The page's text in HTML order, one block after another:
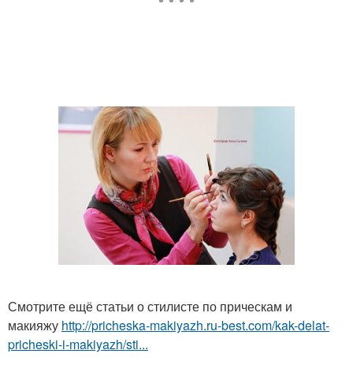
Смотрите ещё статьи о стилисте по прическам и
макияжу http://pricheska-makiyazh.ru-best.com/kak-delat-
pricheski-i-makiyazh/sti...